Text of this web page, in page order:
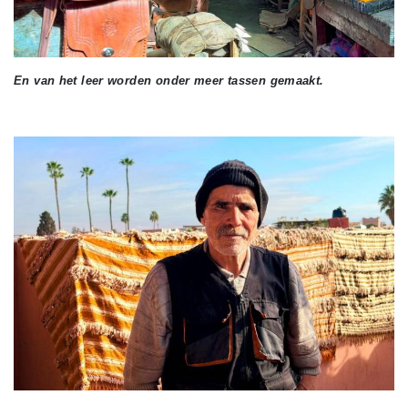
En van het leer worden onder meer tassen gemaakt.